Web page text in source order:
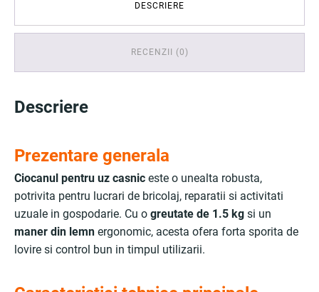
DESCRIERE
RECENZII (0)
Descriere
Prezentare generala
Ciocanul pentru uz casnic este o unealta robusta,
potrivita pentru lucrari de bricolaj, reparatii si activitati
uzuale in gospodarie. Cu o greutate de 1.5 kg si un
maner din lemn ergonomic, acesta ofera forta sporita de
lovire si control bun in timpul utilizarii.